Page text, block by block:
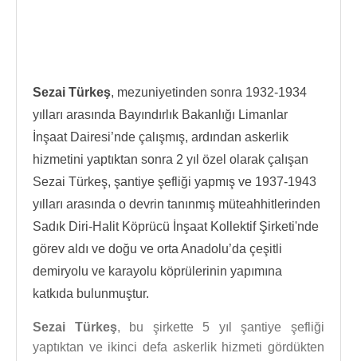
Sezai Türkeş, mezuniyetinden sonra 1932-1934
yılları arasında Bayındırlık Bakanlığı Limanlar
İnşaat Dairesi’nde çalışmış, ardından askerlik
hizmetini yaptıktan sonra 2 yıl özel olarak çalışan
Sezai Türkeş, şantiye şefliği yapmış ve 1937-1943
yılları arasında o devrin tanınmış müteahhitlerinden
Sadık Diri-Halit Köprücü İnşaat Kollektif Şirketi'nde
görev aldı ve doğu ve orta Anadolu’da çeşitli
demiryolu ve karayolu köprülerinin yapımına
katkıda bulunmuştur.
Sezai Türkeş, bu şirkette 5 yıl şantiye şefliği
yaptıktan ve ikinci defa askerlik hizmeti gördükten